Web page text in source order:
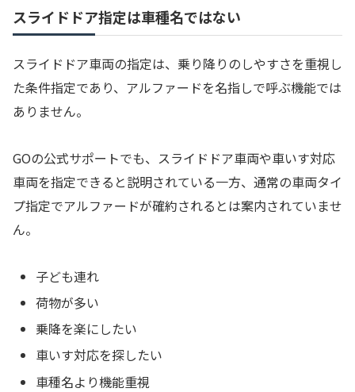
スライドドア指定は車種名ではない
スライドドア車両の指定は、乗り降りのしやすさを重視し
た条件指定であり、アルファードを名指しで呼ぶ機能では
ありません。
GOの公式サポートでも、スライドドア車両や車いす対応
車両を指定できると説明されている一方、通常の車両タイ
プ指定でアルファードが確約されるとは案内されていませ
ん。
子ども連れ
荷物が多い
乗降を楽にしたい
車いす対応を探したい
車種名より機能重視